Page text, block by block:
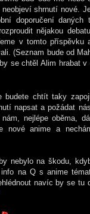
neobjeví shrnutí nové.
doporučení
nějakou
v tomto příspěvku
(Seznam bude od
se chtěl Alim hrabat
budete chtít taky
napsat a požádat
nám, nejlépe oběma,
nové anime a
nebylo na škodu,
na Q s anime
navíc by se tu